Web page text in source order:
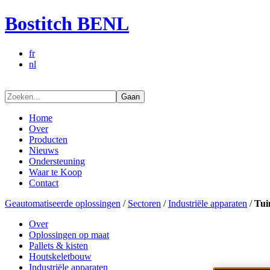
Bostitch BENL
fr
nl
Gaan
Home
Over
Producten
Nieuws
Ondersteuning
Waar te Koop
Contact
Geautomatiseerde oplossingen / Sectoren /Industriële apparaten /
Over
Oplossingen op maat
Pallets & kisten
Houtskeletbouw
Industriële apparaten